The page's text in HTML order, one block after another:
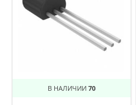
В НАЛИЧИИ 70